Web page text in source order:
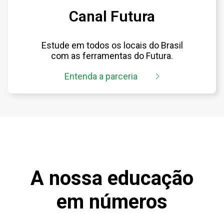
Canal Futura
Estude em todos os locais do Brasil
com as ferramentas do Futura.
Entenda a parceria
A nossa educação
em números